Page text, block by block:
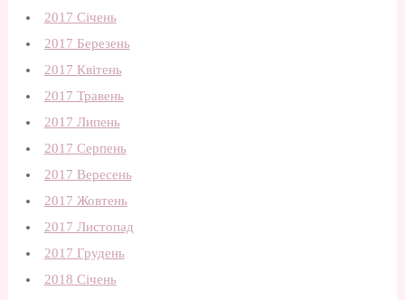
2017 Січень
2017 Березень
2017 Квітень
2017 Травень
2017 Липень
2017 Серпень
2017 Вересень
2017 Жовтень
2017 Листопад
2017 Грудень
2018 Січень